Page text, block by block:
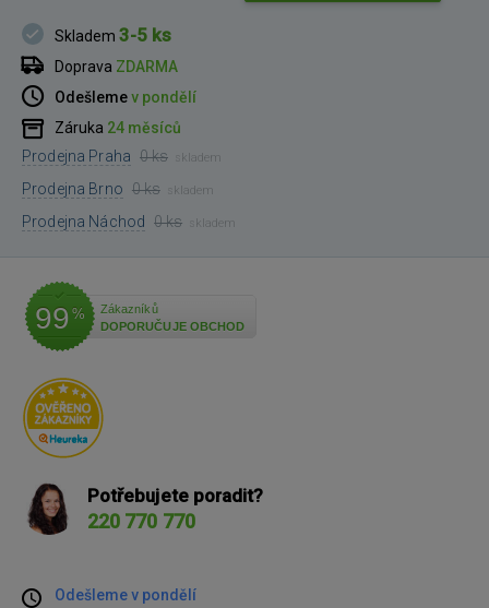
Skladem3-5 ks
Doprava ZDARMA
Odešlemev pondělí
Záruka 24 měsíců
Prodejna Praha 0 ks skladem
Prodejna Brno 0 ks skladem
Prodejna Náchod 0 ks skladem
99 %
Zákazníků
DOPORUČUJE OBCHOD
Potřebujete poradit?
220 770 770
Odešleme v pondělí